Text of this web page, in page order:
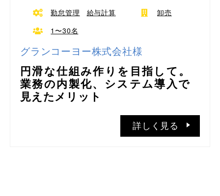
勤怠管理
給与計算
卸売
1〜30名
グランコーヨー株式会社様
円滑な仕組み作りを目指して。
業務の内製化、システム導入で
見えたメリット
詳しく見る